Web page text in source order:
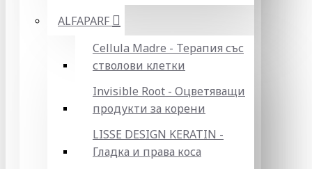
ALFAPARF
Cellula Madre - Терапия със
стволови клетки
Invisible Root - Оцветяващи
продукти за корени
LISSE DESIGN KERATIN -
Гладка и права коса